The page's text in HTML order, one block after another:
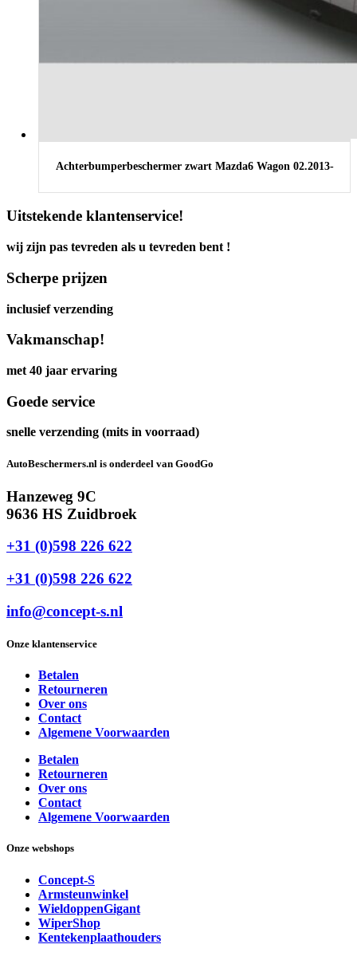
Achterbumperbeschermer zwart Mazda6 Wagon 02.2013-
Uitstekende klantenservice!
wij zijn pas tevreden als u tevreden bent !
Scherpe prijzen
inclusief verzending
Vakmanschap!
met 40 jaar ervaring
Goede service
snelle verzending (mits in voorraad)
AutoBeschermers.nl is onderdeel van GoodGo
Hanzeweg 9C
9636 HS Zuidbroek
+31 (0)598 226 622
+31 (0)598 226 622
info@concept-s.nl
Onze klantenservice
Betalen
Retourneren
Over ons
Contact
Algemene Voorwaarden
Betalen
Retourneren
Over ons
Contact
Algemene Voorwaarden
Onze webshops
Concept-S
Armsteunwinkel
WieldoppenGigant
WiperShop
Kentekenplaathouders